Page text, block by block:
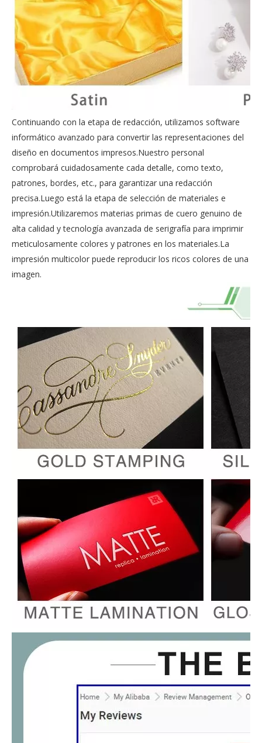
Continuando con la etapa de redacción, utilizamos software
informático avanzado para convertir las representaciones del
diseño en documentos impresos.Nuestro personal
comprobará cuidadosamente cada detalle, como texto,
patrones, bordes, etc., para garantizar una redacción
precisa.Luego está la etapa de selección de materiales e
impresión.Utilizaremos materias primas de cuero genuino de
alta calidad y tecnología avanzada de serigrafía para imprimir
meticulosamente colores y patrones en los materiales.La
impresión multicolor puede reproducir los ricos colores de una
imagen.